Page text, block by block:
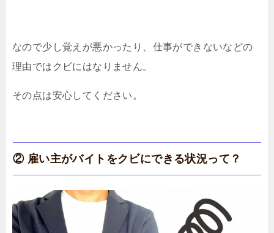
なので少し覚えが悪かったり、仕事ができないなどの
理由ではクビにはなりません。
その点は安心してください。
② 雇い主がバイトをクビにできる状況って？